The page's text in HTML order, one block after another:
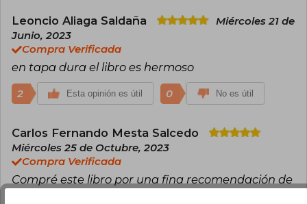
numerosos ensayos académicos.
Leoncio Aliaga Saldaña
Miércoles 21 de
Junio, 2023
Compra Verificada
en tapa dura el libro es hermoso
2 Esta opinión es útil 0 No es útil
Carlos Fernando Mesta Salcedo
Miércoles 25 de Octubre, 2023
Compra Verificada
Compré este libro por una fina recomendación de